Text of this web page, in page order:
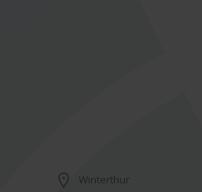
Winterthur